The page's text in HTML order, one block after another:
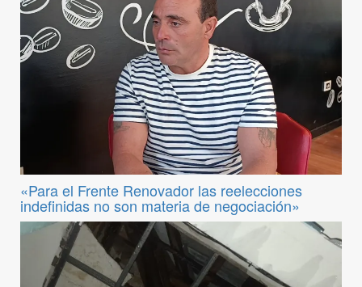
«Para el Frente Renovador las reelecciones
indefinidas no son materia de negociación»